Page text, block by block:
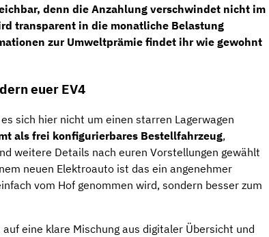
denn die Anzahlung verschwindet nicht im
transparent in die monatliche Belastung
zur Umweltprämie findet ihr wie gewohnt
euer EV4
sich hier nicht um einen starren Lagerwagen
als frei konfigurierbares Bestellfahrzeug,
weitere Details nach euren Vorstellungen gewählt
neuen Elektroauto ist das ein angenehmer
vom Hof genommen wird, sondern besser zum
eine klare Mischung aus digitaler Übersicht und